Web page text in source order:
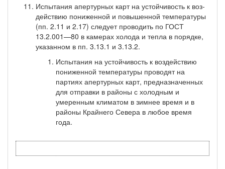
Испытания апертурных карт на устойчивость к воз­
действию пониженной и повышенной температуры
(пп. 2.11 и 2.17) следует проводить по ГОСТ
13.2.001—80 в камерах холода и тепла в порядке,
указанном в пп. 3.13.1 и 3.13.2.
Испытания на устойчивость к воздействию
пониженной температуры проводят на
партиях апертурных карт, предназна­ченных
для отправки в районы с холодным и
умеренным клима­том в зимнее время и в
районы Крайнего Севера в любое время
года.